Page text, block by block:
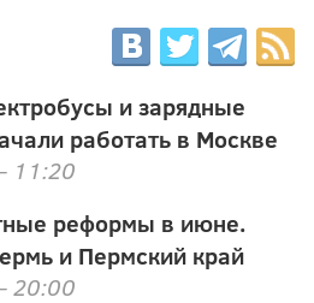
и зарядные
работать в Москве
11:20
реформы в июне.
и Пермский край
20:00